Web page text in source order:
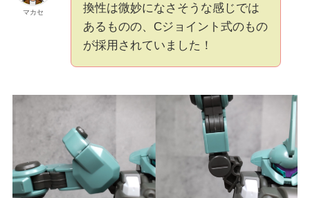
マカセ
換性は微妙になさそうな感じでは
あるものの、Cジョイント式のもの
が採用されていました！